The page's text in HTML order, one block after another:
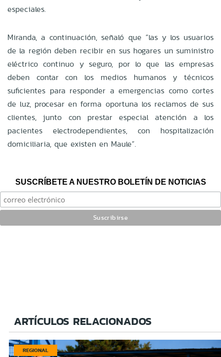
especiales.
Miranda, a continuación, señaló que “las y los usuarios
de la región deben recibir en sus hogares un suministro
eléctrico continuo y seguro, por lo que las empresas
deben contar con los medios humanos y técnicos
suficientes para responder a emergencias como cortes
de luz, procesar en forma oportuna los reclamos de sus
clientes, junto con prestar especial atención a los
pacientes electrodependientes, con hospitalización
domiciliaria, que existen en Maule”.
SUSCRÍBETE A NUESTRO BOLETÍN DE NOTICIAS
ARTÍCULOS RELACIONADOS
REGIONAL